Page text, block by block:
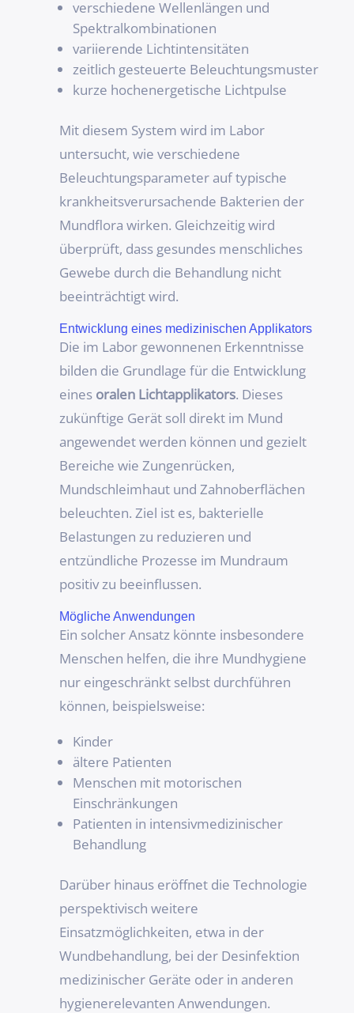
verschiedene Wellenlängen und
Spektralkombinationen
variierende Lichtintensitäten
zeitlich gesteuerte Beleuchtungsmuster
kurze hochenergetische Lichtpulse
Mit diesem System wird im Labor
untersucht, wie verschiedene
Beleuchtungsparameter auf typische
krankheitsverursachende Bakterien der
Mundflora wirken. Gleichzeitig wird
überprüft, dass gesundes menschliches
Gewebe durch die Behandlung nicht
beeinträchtigt wird.
Entwicklung eines medizinischen Applikators
Die im Labor gewonnenen Erkenntnisse
bilden die Grundlage für die Entwicklung
eines oralen Lichtapplikators. Dieses
zukünftige Gerät soll direkt im Mund
angewendet werden können und gezielt
Bereiche wie Zungenrücken,
Mundschleimhaut und Zahnoberflächen
beleuchten. Ziel ist es, bakterielle
Belastungen zu reduzieren und
entzündliche Prozesse im Mundraum
positiv zu beeinflussen.
Mögliche Anwendungen
Ein solcher Ansatz könnte insbesondere
Menschen helfen, die ihre Mundhygiene
nur eingeschränkt selbst durchführen
können, beispielsweise:
Kinder
ältere Patienten
Menschen mit motorischen
Einschränkungen
Patienten in intensivmedizinischer
Behandlung
Darüber hinaus eröffnet die Technologie
perspektivisch weitere
Einsatzmöglichkeiten, etwa in der
Wundbehandlung, bei der Desinfektion
medizinischer Geräte oder in anderen
hygienerelevanten Anwendungen.